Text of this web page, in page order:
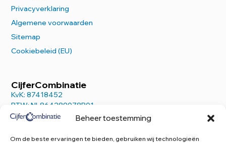
Beheer toestemming
Om de beste ervaringen te bieden, gebruiken wij technologieën
CijferCombinatie
KvK: 87418452
BTW: NL864289078B01
Privacyverklaring
Algemene voorwaarden
Sitemap
Cookiebeleid (EU)